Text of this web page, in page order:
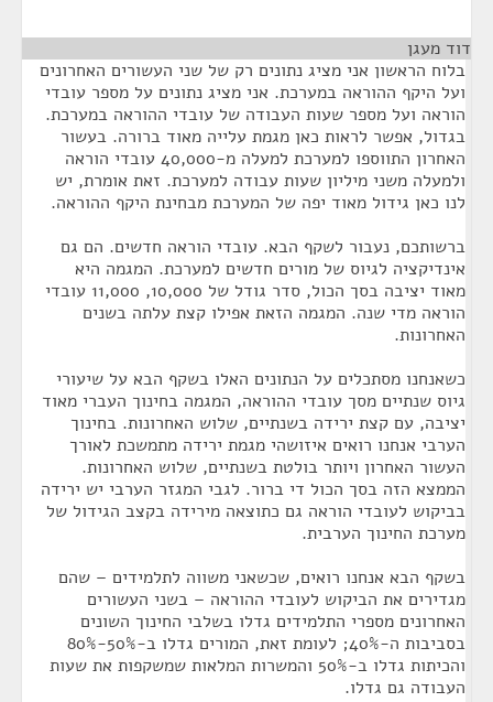
דוד מעגן
בלוח הראשון אני מציג נתונים רק של שני העשורים האחרונים
ועל היקף ההוראה במערכת. אני מציג נתונים על מספר עובדי
הוראה ועל מספר שעות העבודה של עובדי ההוראה במערכת.
בגדול, אפשר לראות כאן מגמת עלייה מאוד ברורה. בעשור
האחרון התווספו למערכת למעלה מ-40,000 עובדי הוראה
ולמעלה משני מיליון שעות עבודה למערכת. זאת אומרת, יש
לנו כאן גידול מאוד יפה של המערכת מבחינת היקף ההוראה.
ברשותכם, נעבור לשקף הבא. עובדי הוראה חדשים. הם גם
אינדיקציה לגיוס של מורים חדשים למערכת. המגמה היא
מאוד יציבה בסך הכול, סדר גודל של 10,000, 11,000 עובדי
הוראה מדי שנה. המגמה הזאת אפילו קצת עלתה בשנים
האחרונות.
כשאנחנו מסתכלים על הנתונים האלו בשקף הבא על שיעורי
גיוס שנתיים מסך עובדי ההוראה, המגמה בחינוך העברי מאוד
יציבה, עם קצת ירידה בשנתיים, שלוש האחרונות. בחינוך
הערבי אנחנו רואים איזושהי מגמת ירידה מתמשכת לאורך
העשור האחרון ויותר בולטת בשנתיים, שלוש האחרונות.
הממצא הזה בסך הכול די ברור. לגבי המגזר הערבי יש ירידה
בביקוש לעובדי הוראה גם כתוצאה מירידה בקצב הגידול של
מערכת החינוך הערבית.
בשקף הבא אנחנו רואים, שכשאני משווה לתלמידים – שהם
מגדירים את הביקוש לעובדי ההוראה – בשני העשורים
האחרונים מספרי התלמידים גדלו בשלבי החינוך השונים
בסביבות ה-40%; לעומת זאת, המורים גדלו ב-50%-80%
והכיתות גדלו ב-50% והמשרות המלאות שמשקפות את שעות
העבודה גם גדלו.